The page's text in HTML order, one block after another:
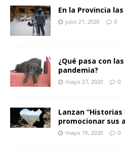
En la Provincia
julio 21, 2020 0
¿Qué pasa con
pandemia?
mayo 27, 2020 0
Lanzan
promocionar sus
mayo 19, 2020 0